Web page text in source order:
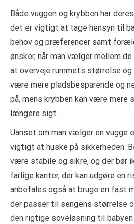
Både vuggen og krybben har
det er vigtigt at tage hensyn til
behov og præferencer samt
ønsker, når man vælger mellem
at overveje rummets størrelse og
være mere pladsbesparende og
på, mens krybben kan være mere
længere sigt.
Uanset om man vælger en vugge
vigtigt at huske på sikkerheden.
være stabile og sikre, og der bør
farlige kanter, der kan udgøre en
anbefales også at bruge en fast
der passer til sengens størrelse
den rigtige soveløsning til